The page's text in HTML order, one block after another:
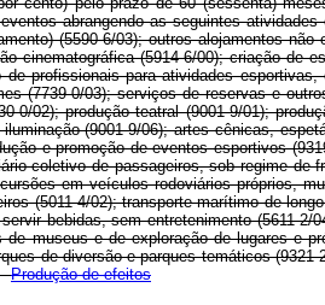
abrangendo as seguintes
(5590-6/03); outros alojamentos
cinematográfica (5914-6/00); criação de
profissionais para atividades
(7739-0/03); serviços de reservas e
0/02); produção teatral (9001-9/01);
(9001-9/06); artes cênicas,
e promoção de eventos esportivos
coletivo de passageiros, sob regime
em veículos rodoviários próprios,
(5011-4/02); transporte marítimo de
bebidas, sem entretenimento (5611-
de museus e de exploração de lugares e
de diversão e parques temáticos
Produção de efeitos